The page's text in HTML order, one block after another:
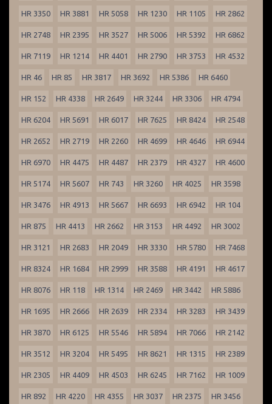
HR 3350 HR 3881 HR 5058 HR 1230 HR 1105 HR 2862
HR 2748 HR 2395 HR 3527 HR 5006 HR 5392 HR 6862
HR 7119 HR 1214 HR 4401 HR 2790 HR 3753 HR 4532
HR 46 HR 85 HR 3817 HR 3692 HR 5386 HR 6460
HR 152 HR 4338 HR 2649 HR 3244 HR 3306 HR 4794
HR 6204 HR 5691 HR 6017 HR 7625 HR 8424 HR 2548
HR 2652 HR 2719 HR 2260 HR 4699 HR 4646 HR 6944
HR 6970 HR 4475 HR 4487 HR 2379 HR 4327 HR 4600
HR 5174 HR 5607 HR 743 HR 3260 HR 4025 HR 3598
HR 3476 HR 4913 HR 5667 HR 6693 HR 6942 HR 104
HR 875 HR 4413 HR 2662 HR 3153 HR 4492 HR 3002
HR 3121 HR 2683 HR 2049 HR 3330 HR 5780 HR 7468
HR 8324 HR 1684 HR 2999 HR 3588 HR 4191 HR 4617
HR 8076 HR 118 HR 1314 HR 2469 HR 3442 HR 5886
HR 1695 HR 2666 HR 2639 HR 2334 HR 3283 HR 3439
HR 3870 HR 6125 HR 5546 HR 5894 HR 7066 HR 2142
HR 3512 HR 3204 HR 5495 HR 8621 HR 1315 HR 2389
HR 2305 HR 4409 HR 4503 HR 6245 HR 7162 HR 1009
HR 892 HR 4220 HR 4355 HR 3037 HR 2375 HR 3456